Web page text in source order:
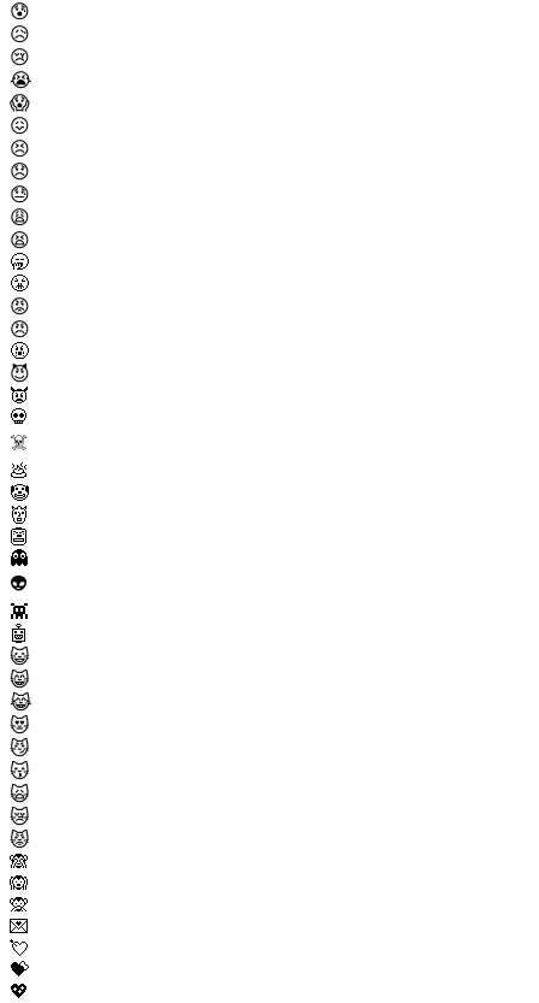
😰
😥
😢
😭
😱
😖
😣
😞
😓
😩
😫
🥱
😤
😡
😠
🤬
😈
👿
💀
☠️
💩
🤡
👹
👺
👻
👽
👾
🤖
😺
😸
😹
😻
😼
😽
🙀
😿
😾
🙈
🙉
🙊
💌
💘
💝
💖